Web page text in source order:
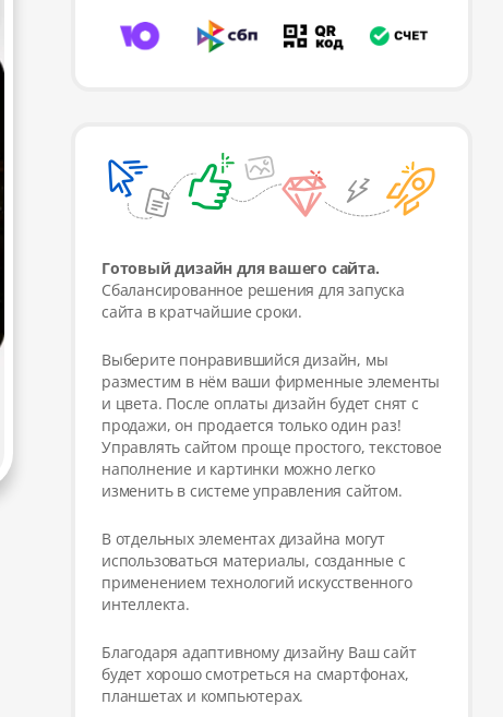
Готовый дизайн для вашего сайта.
Сбалансированное решения для запуска
сайта в кратчайшие сроки.
Выберите понравившийся дизайн, мы
разместим в нём ваши фирменные элементы
и цвета. После оплаты дизайн будет снят с
продажи, он продается только один раз!
Управлять сайтом проще простого, текстовое
наполнение и картинки можно легко
изменить в системе управления сайтом.
В отдельных элементах дизайна могут
использоваться материалы, созданные с
применением технологий искусственного
интеллекта.
Благодаря адаптивному дизайну Ваш сайт
будет хорошо смотреться на смартфонах,
планшетах и компьютерах.